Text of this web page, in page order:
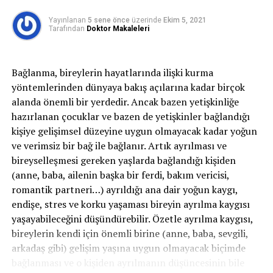
Evlilik ve Sadakatsizlik
KAÇIRMAYIN
koşulların değişimi ve gelişimi, tarihsel süreçler ile
birlikte erkek bedeninin de artık bu yoruma ve vurguya
dahil edildiğini söyleyen Psk. Yılmaz, günümüzde
dönemlerinin hiçbirinde olmadığı kadar dikkat edilen,
ilgilenilen ve sahip olmak için çaba gösterilen bir özellik
olduğunun altını çiziyor.
Güzellik dayatmasının dışında kalmak kişiyi
güvensiz kılıyor
Güzel görünüme verilen önemle birlikte birçok kişi
çekici, beğenilir ve tercih edilebilir olma arzusuyla daha
güzel görünebilmek için yoğun ve çaba içine giriyor.
Estetik ve güzellik ihtiyacı, kişinin güzelliğinin tadını
çıkarma ve güzelliğe teşvik arzusunu ifade ediyor. En son
stilleri takip etmenin, belli bir tarza sahip olmanın,
makyaj yapmanın kişinin estetik anlayışını ifade etme
Yayınlanan 5 sene önce üzerinde Ekim 5, 2021
Tarafından Doktor Makaleleri
Bağlanma, bireylerin hayatlarında ilişki kurma
yöntemlerinden dünyaya bakış açılarına kadar birçok
alanda önemli bir yerdedir. Ancak bazen yetişkinliğe
hazırlanan çocuklar ve bazen de yetişkinler bağlandığı
kişiye gelişimsel düzeyine uygun olmayacak kadar yoğun
ve verimsiz bir bağ ile bağlanır. Artık ayrılması ve
bireyselleşmesi gereken yaşlarda bağlandığı kişiden
(anne, baba, ailenin başka bir ferdi, bakım vericisi,
romantik partneri…) ayrıldığı ana dair yoğun kaygı,
endişe, stres ve korku yaşaması bireyin ayrılma kaygısı
yaşayabileceğini düşündürebilir. Özetle ayrılma kaygısı,
bireylerin kendi için önemli birine (anne, baba, sevgili,
arkadaş gibi) gelişim yaşına uygun olmayacak biçimde